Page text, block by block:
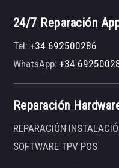
24/7 Reparación
Tel:+34 692500286
WhatsApp:+34
Reparación
REPARACIÓN
SOFTWARE TPV POS